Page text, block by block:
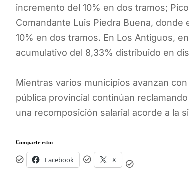
incremento del 10% en dos tramos;
Comandante Luis Piedra Buena,
10% en dos tramos. En Los Antiguos,
acumulativo del 8,33% distribuido en
Mientras varios municipios avanzan
pública provincial continúan
una recomposición salarial acorde a la
Comparte esto:
Facebook X